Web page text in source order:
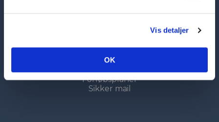
Vis detaljer
OK
Uddannelsesvejledning
LUP
Forløbsplaner
Sikker mail